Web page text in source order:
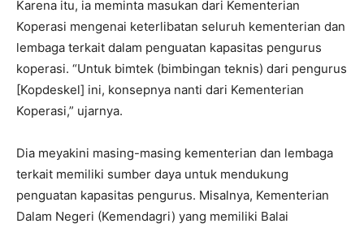
Karena itu, ia meminta masukan dari Kementerian
Koperasi mengenai keterlibatan seluruh kementerian dan
lembaga terkait dalam penguatan kapasitas pengurus
koperasi. “Untuk bimtek (bimbingan teknis) dari pengurus
[Kopdeskel] ini, konsepnya nanti dari Kementerian
Koperasi,” ujarnya.
Dia meyakini masing-masing kementerian dan lembaga
terkait memiliki sumber daya untuk mendukung
penguatan kapasitas pengurus. Misalnya, Kementerian
Dalam Negeri (Kemendagri) yang memiliki Balai